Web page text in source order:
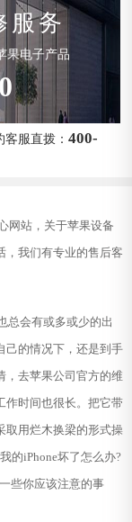
服务
果电子产品
客服直拨：400-
网站，关于苹果设备
，我们有专业的售后客
总会有或多或少的出
己的情况下，还是到手
，去苹果公司官方的维
作时间也很长。把它带
取用烂木换梁的形式操
的iPhone坏了怎么办?
些你应该注意的事